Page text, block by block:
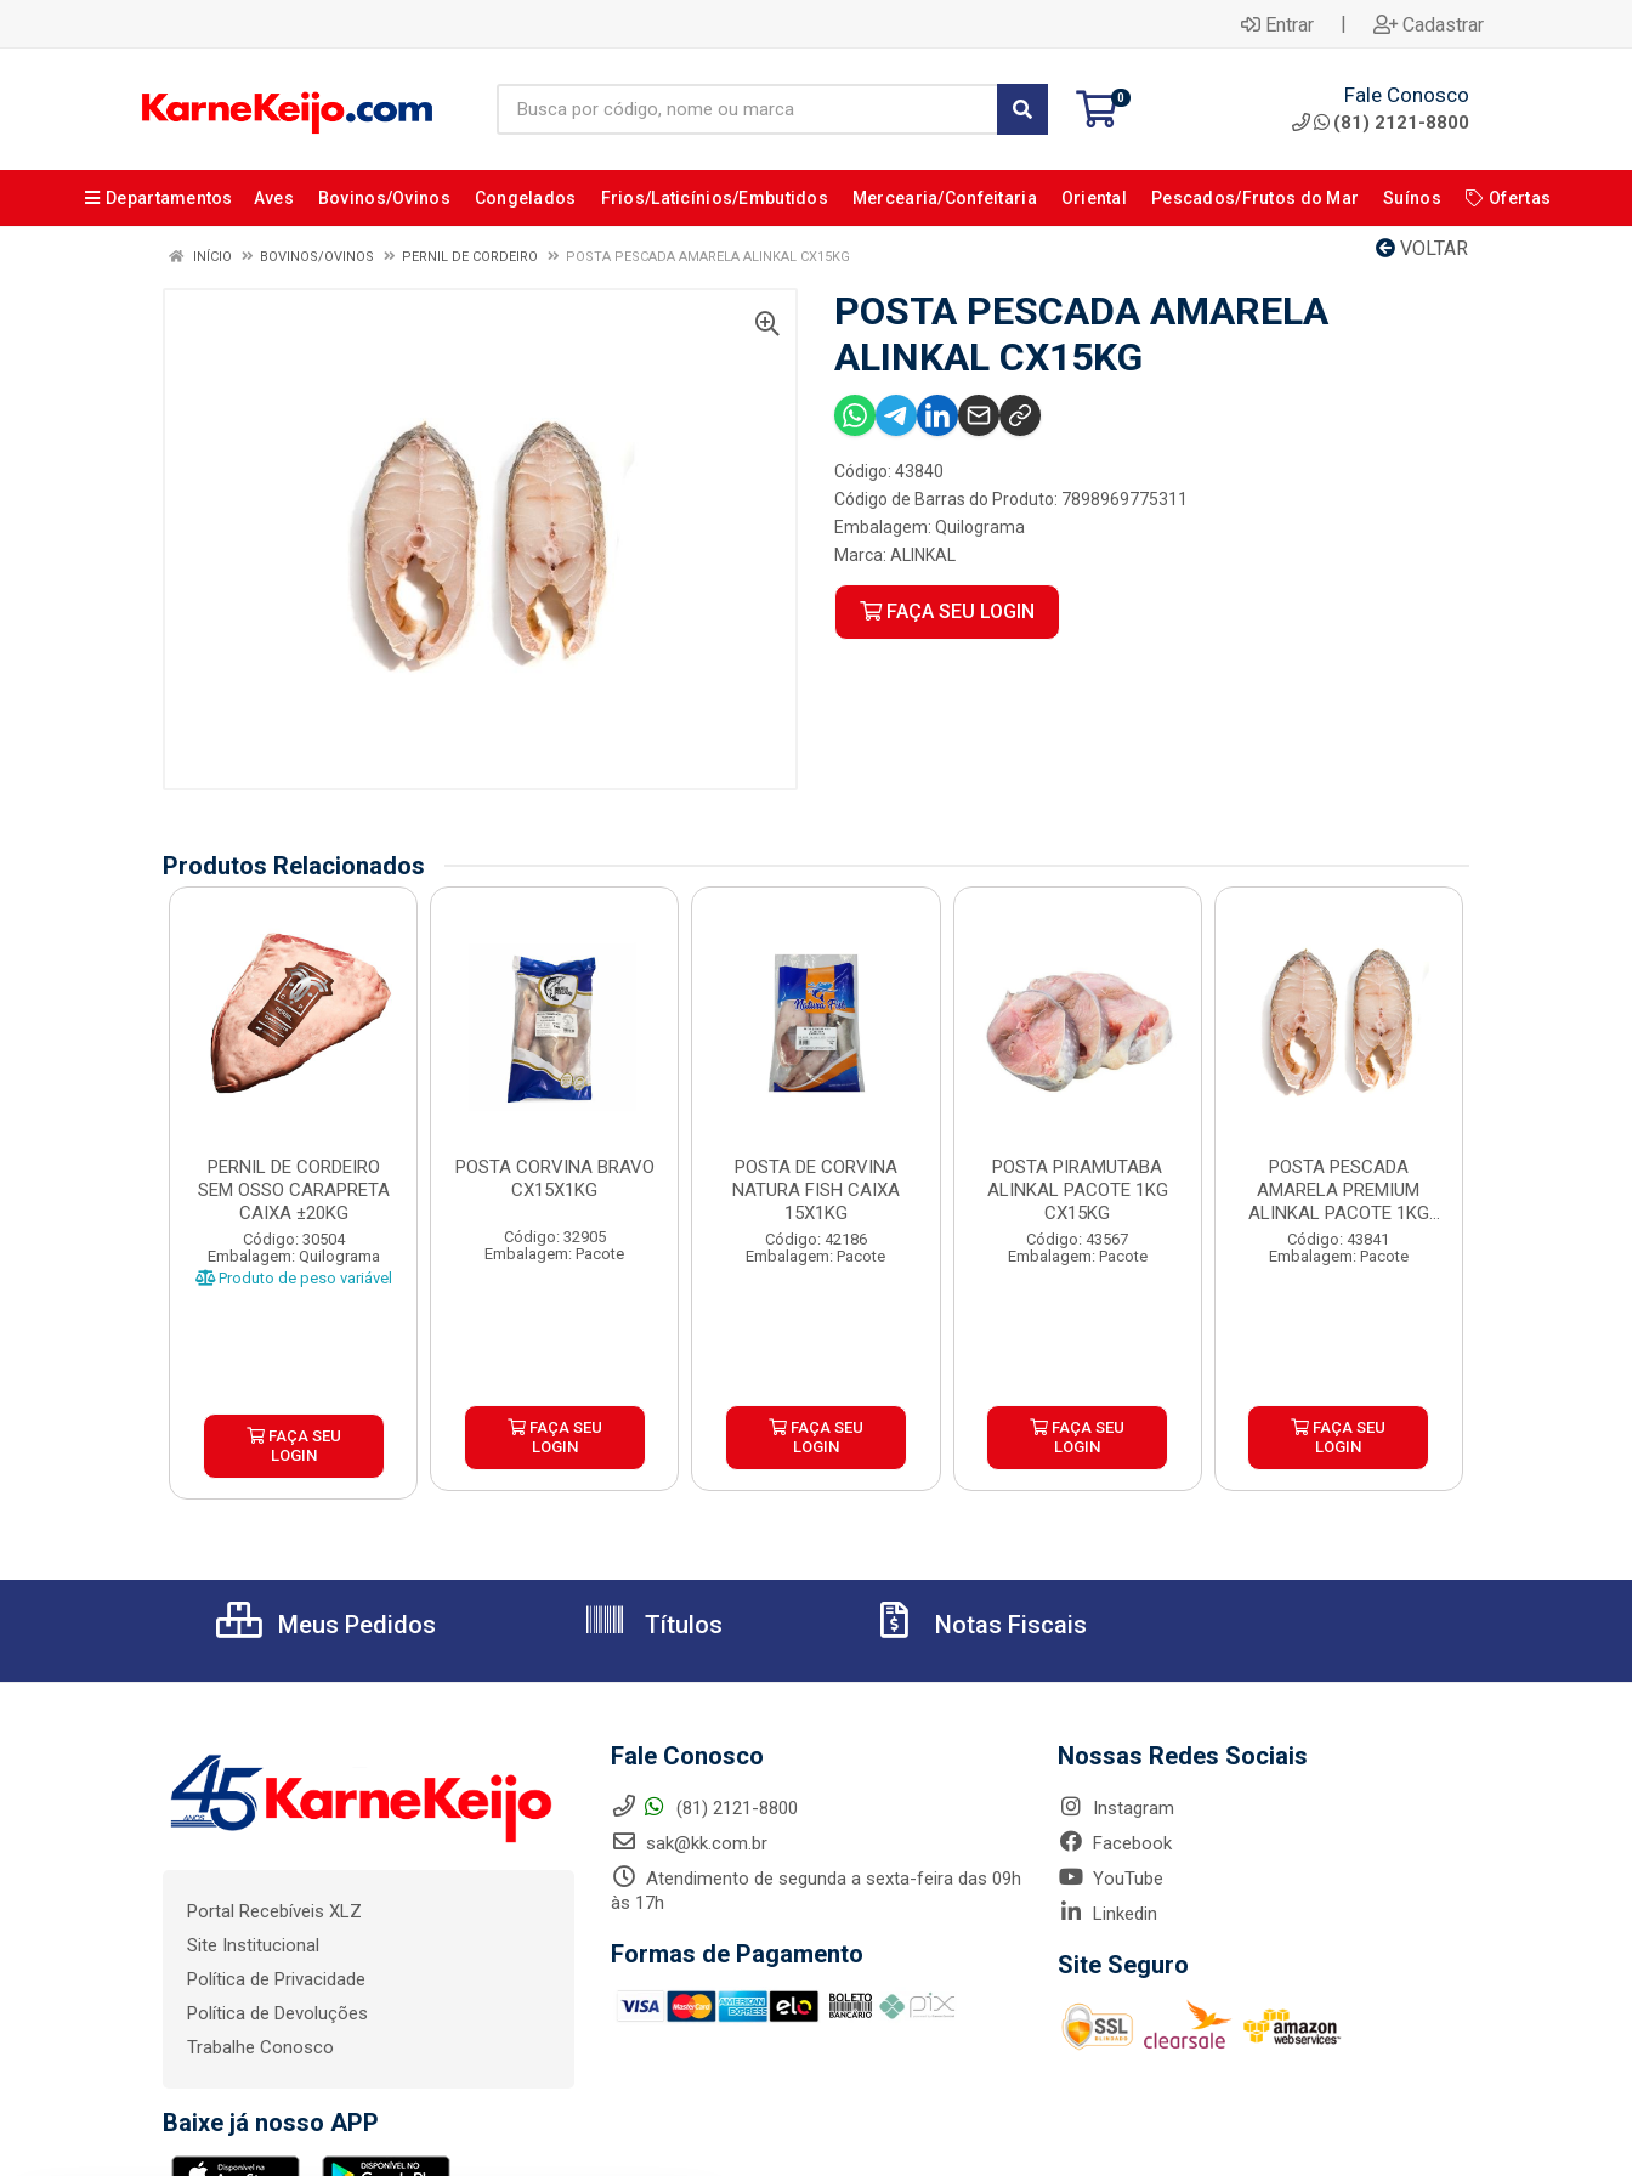
Entrar | Cadastrar
0 Fale Conosco
(81) 2121-8800
Departamentos Aves Bovinos/Ovinos Congelados Frios/Laticínios/Embutidos Mercearia/Confeitaria Oriental Pescados/Frutos do Mar Suínos Ofertas
VOLTAR
INÍCIO BOVINOS/OVINOS PERNIL DE CORDEIRO POSTA PESCADA AMARELA ALINKAL CX15KG
POSTA PESCADA AMARELA
ALINKAL CX15KG
Código: 43840
Código de Barras do Produto: 7898969775311
Embalagem: Quilograma
Marca: ALINKAL
FAÇA SEU LOGIN
Produtos Relacionados
PERNIL DE CORDEIRO
SEM OSSO CARAPRETA
CAIXA ±20KG
Código: 30504
Embalagem: Quilograma
Produto de peso variável
FAÇA SEU
LOGIN
POSTA CORVINA BRAVO
CX15X1KG
Código: 32905
Embalagem: Pacote
FAÇA SEU
LOGIN
POSTA DE CORVINA
NATURA FISH CAIXA
15X1KG
Código: 42186
Embalagem: Pacote
FAÇA SEU
LOGIN
POSTA PIRAMUTABA
ALINKAL PACOTE 1KG
CX15KG
Código: 43567
Embalagem: Pacote
FAÇA SEU
LOGIN
POSTA PESCADA
AMARELA PREMIUM
ALINKAL PACOTE 1KG
CX15KG
Código: 43841
Embalagem: Pacote
FAÇA SEU
LOGIN
Meus Pedidos Títulos Notas Fiscais
Portal Recebíveis XLZ
Site Institucional
Política de Privacidade
Política de Devoluções
Trabalhe Conosco
Baixe já nosso APP
Fale Conosco
(81) 2121-8800
sak@kk.com.br
Atendimento de segunda a sexta-feira das 09h
às 17h
Formas de Pagamento
Nossas Redes Sociais
Instagram
Facebook
YouTube
Linkedin
Site Seguro